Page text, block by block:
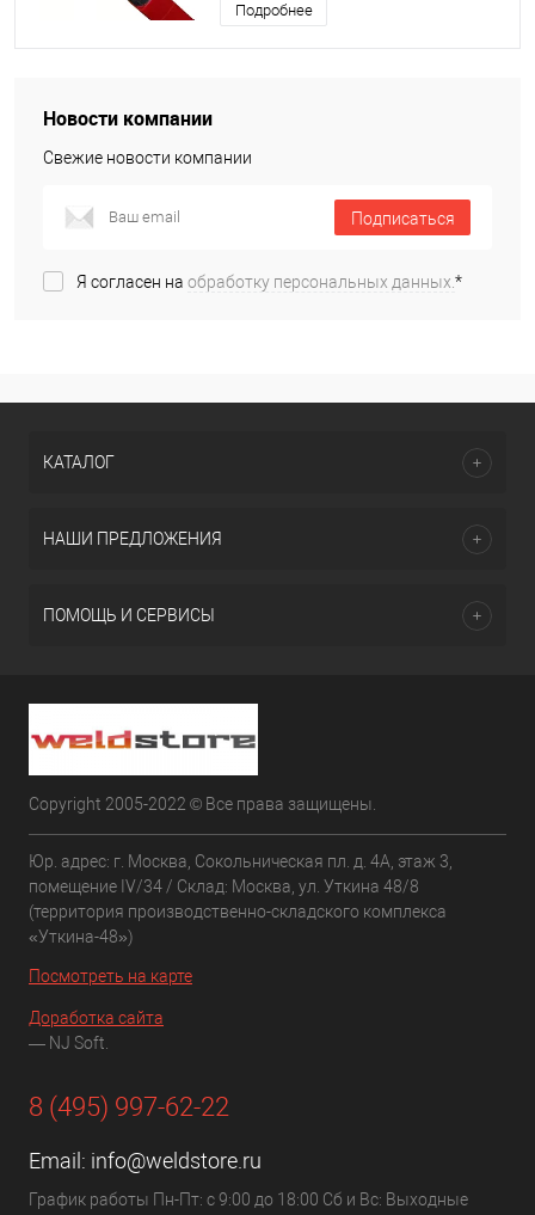
Подробнее
Новости компании
Свежие новости компании
Подписаться
Я согласен на обработку персональных данных.*
КАТАЛОГ
НАШИ ПРЕДЛОЖЕНИЯ
ПОМОЩЬ И СЕРВИСЫ
Copyright 2005-2022 © Все права защищены.
Юр. адрес: г. Москва, Сокольническая пл. д. 4А, этаж 3,
помещение IV/34 / Склад: Москва, ул. Уткина 48/8
(территория производственно-складского комплекса
«Уткина-48»)
Посмотреть на карте
Доработка сайта
— NJ Soft.
8 (495) 997-62-22
Email: info@weldstore.ru
График работы Пн-Пт: с 9:00 до 18:00 Сб и Вс: Выходные